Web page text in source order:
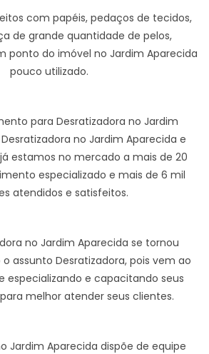
com papéis, pedaços de tecidos,
de grande quantidade de pelos,
ponto do imóvel no Jardim Aparecida
pouco utilizado.
para Desratizadora no Jardim
no Jardim Aparecida e
estamos no mercado a mais de 20
especializado e mais de 6 mil
atendidos e satisfeitos.
no Jardim Aparecida se tornou
assunto Desratizadora, pois vem ao
especializando e capacitando seus
melhor atender seus clientes.
Jardim Aparecida dispõe de equipe